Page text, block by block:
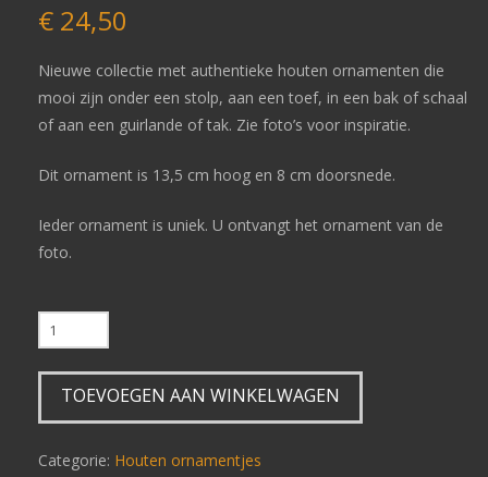
€24,50
Nieuwe collectie met authentieke houten ornamenten die
mooi zijn onder een stolp, aan een toef, in een bak of schaal
of aan een guirlande of tak. Zie foto’s voor inspiratie.
Dit ornament is 13,5 cm hoog en 8 cm doorsnede.
Ieder ornament is uniek. U ontvangt het ornament van de
foto.
A
A
Authentiek
TOEVOEGEN AAN WINKELWAGEN
Categorie: Houten ornamentjes